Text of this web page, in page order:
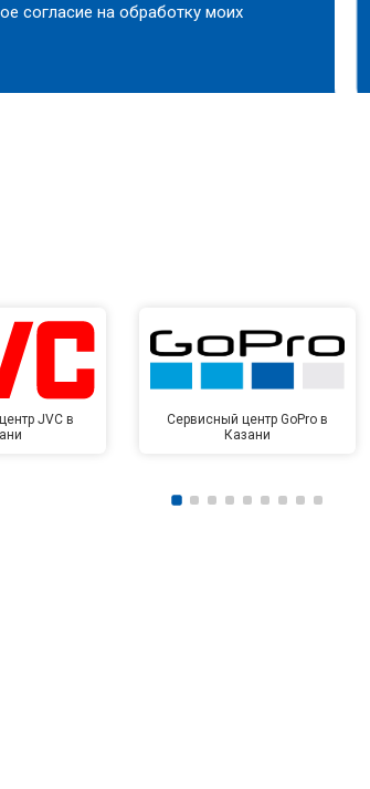
согласие на обработку моих
JVC в
Сервисный центр GoPro в
Казани